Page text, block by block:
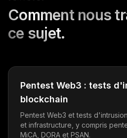
Comment nous
ce sujet.
Pentest Web3 : tests
blockchain
Pentest Web3 et tests
et infrastructure, y compris
MiCA, DORA et PSAN.